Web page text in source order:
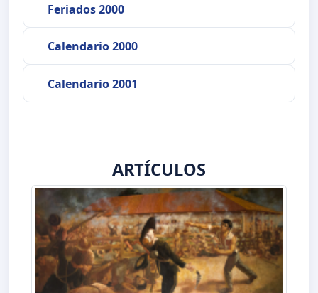
Feriados 2000
Calendario 2000
Calendario 2001
ARTÍCULOS